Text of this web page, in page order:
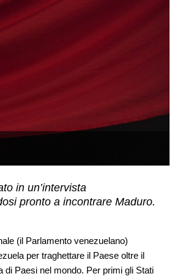
in un’intervista
pronto a incontrare Maduro.
(il Parlamento venezuelano)
per traghettare il Paese oltre il
Paesi nel mondo. Per primi gli Stati